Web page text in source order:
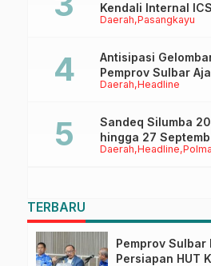
Daerah Pasangkayu
Kendali Internal
Sertifikasi ISPO
Daerah Headline
Antisipasi
Pemprov Sulbar
Ruang Digital
Daerah Headline
Sandeq Silumba
hingga 27
Sulbar
TERBARU
Pemprov Sulbar
Persiapan HUT